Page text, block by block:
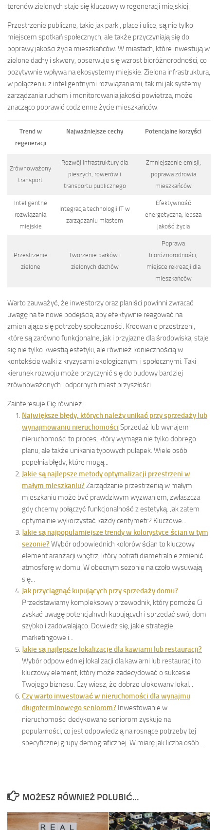
terenów zielonych staje się kluczowy w regeneracji miejskiej.
Przestrzenie publiczne, takie jak parki, place i ulice, są nie tylko
miejscem spotkań społecznych, ale także przyczyniają się do
poprawy jakości życia mieszkańców. W miastach, które inwestują w
zielone dachy i skwery, obserwuje się wzrost bioróżnorodności, co
pozytywnie wpływa na ekosystemy miejskie. Zielona infrastruktura,
w połączeniu z inteligentnymi rozwiązaniami, takimi jak systemy
zarządzania ruchem i monitorowania jakości powietrza, może
znacząco poprawić codzienne życie mieszkańców.
Trend w
regeneracji
Najważniejsze cechy Potencjalne korzyści
Zrównoważony
transport
Rozwój infrastruktury dla
pieszych, rowerów i
transportu publicznego
Zmniejszenie emisji,
poprawa zdrowia
mieszkańców
Inteligentne
rozwiązania
miejskie
Integracja technologii IT w
zarządzaniu miastem
Efektywność
energetyczna, lepsza
jakość życia
Przestrzenie
zielone
Tworzenie parków i
zielonych dachów
Poprawa
bioróżnorodności,
miejsce rekreacji dla
mieszkańców
Warto zauważyć, że inwestorzy oraz planiści powinni zwracać
uwagę na te nowe podejścia, aby efektywnie reagować na
zmieniające się potrzeby społeczności. Kreowanie przestrzeni,
które są zarówno funkcjonalne, jak i przyjazne dla środowiska, staje
się nie tylko kwestią estetyki, ale również koniecznością w
kontekście walki z kryzysami ekologicznymi i społecznymi. Taki
kierunek rozwoju może przyczynić się do budowy bardziej
zrównoważonych i odpornych miast przyszłości.
Zainteresuje Cię również:
Największe błędy, których należy unikać przy sprzedaży lub
wynajmowaniu nieruchomości Sprzedaż lub wynajem
nieruchomości to proces, który wymaga nie tylko dobrego
planu, ale także unikania typowych pułapek. Wiele osób
popełnia błędy, które mogą...
Jakie są najlepsze metody optymalizacji przestrzeni w
małym mieszkaniu? Zarządzanie przestrzenią w małym
mieszkaniu może być prawdziwym wyzwaniem, zwłaszcza
gdy chcemy połączyć funkcjonalność z estetyką. Jak zatem
optymalnie wykorzystać każdy centymetr? Kluczowe...
Jakie są najpopularniejsze trendy w kolorystyce ścian w tym
sezonie? Wybór odpowiednich kolorów ścian to kluczowy
element aranżacji wnętrz, który potrafi diametralnie zmienić
atmosferę w domu. W obecnym sezonie na czoło wysuwają
się...
Jak przyciągnąć kupujących przy sprzedaży domu?
Przedstawiamy kompleksowy przewodnik, który pomoże Ci
zyskać uwagę potencjalnych kupujących i sprzedać swój dom
szybko i zadowalająco. Dowiedz się, jakie strategie
marketingowe i...
Jakie są najlepsze lokalizacje dla kawiarni lub restauracji?
Wybór odpowiedniej lokalizacji dla kawiarni lub restauracji to
kluczowy element, który może zadecydować o sukcesie
Twojego biznesu. Czy wiesz, że dobrze ulokowany lokal...
Czy warto inwestować w nieruchomości dla wynajmu
długoterminowego seniorom? Inwestowanie w
nieruchomości dedykowane seniorom zyskuje na
popularności, co jest odpowiedzią na rosnące potrzeby tej
specyficznej grupy demograficznej. W miarę jak liczba osób...
MOŻESZ RÓWNIEŻ POLUBIĆ…